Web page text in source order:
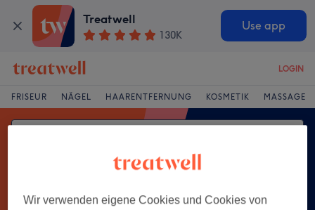
Treatwell
130K
Use app
LOGIN
FRISEUR NÄGEL HAARENTFERNUNG KOSMETIK MASSAGE
Wir verwenden eigene Cookies und Cookies von